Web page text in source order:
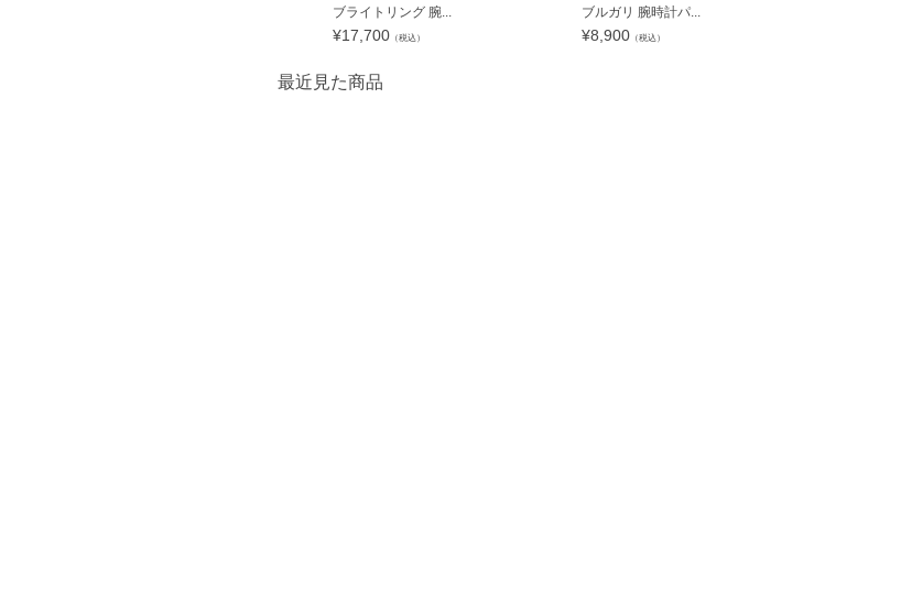
ブライトリング 腕...
¥17,700 （税込）
ブルガリ 腕時計パ...
¥8,900 （税込）
最近見た商品